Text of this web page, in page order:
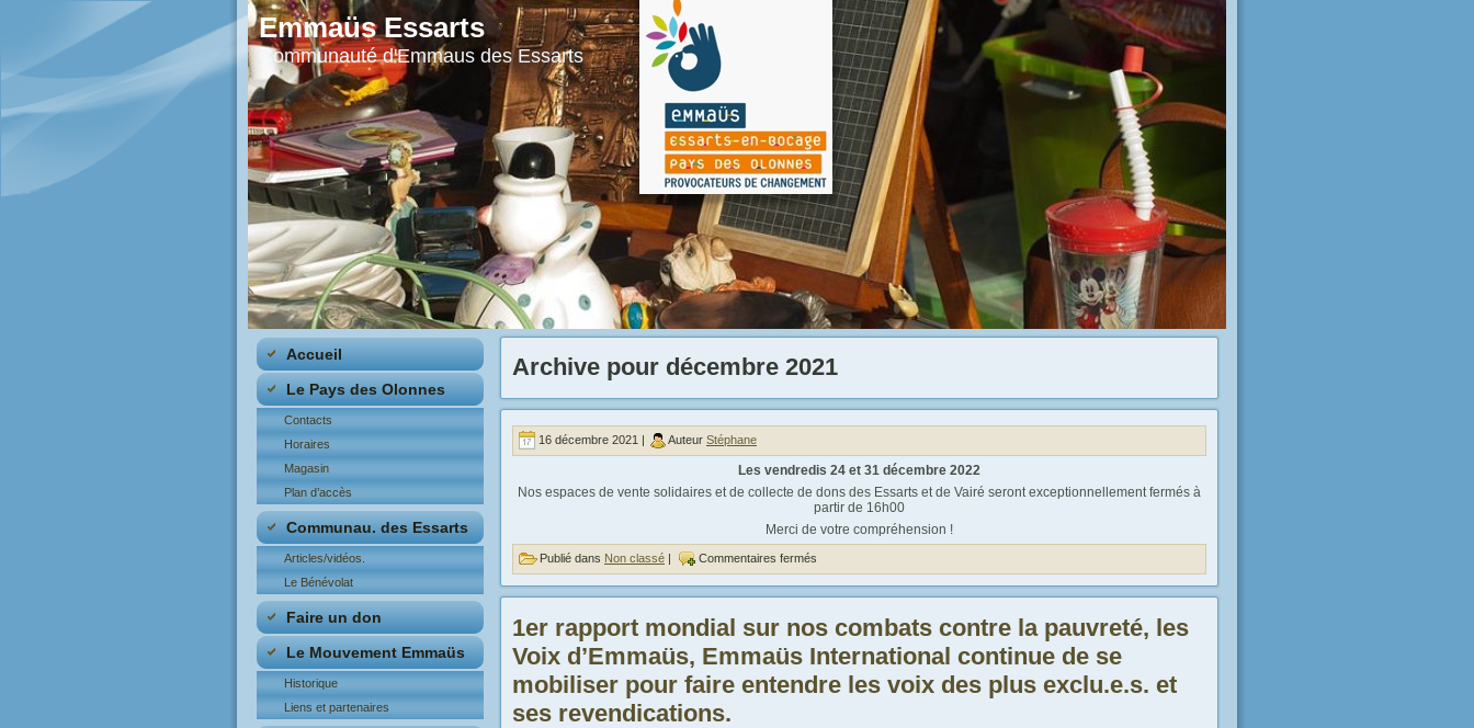
Emmaüs Essarts
Communauté d'Emmaus des Essarts
Accueil
Le Pays des Olonnes
Contacts
Horaires
Magasin
Plan d’accès
Communau. des Essarts
Articles/vidéos.
Le Bénévolat
Faire un don
Le Mouvement Emmaüs
Historique
Liens et partenaires
Archive pour décembre 2021
16 décembre 2021 | Auteur Stéphane
Les vendredis 24 et 31 décembre 2022
Nos espaces de vente solidaires et de collecte de dons des Essarts et de Vairé seront exceptionnellement fermés à
partir de 16h00
Merci de votre compréhension !
Publié dans Non classé | Commentaires fermés
1er rapport mondial sur nos combats contre la pauvreté, les
Voix d’Emmaüs, Emmaüs International continue de se
mobiliser pour faire entendre les voix des plus exclu.e.s. et
ses revendications.